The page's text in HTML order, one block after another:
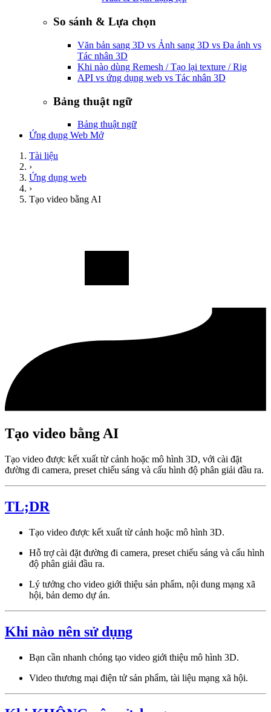
So sánh & Lựa chọn
Văn bản sang 3D vs Ảnh sang 3D vs Đa ảnh vs
Tác nhân 3D
Khi nào dùng Remesh / Tạo lại texture / Rig
API vs ứng dụng web vs Tác nhân 3D
Bảng thuật ngữ
Bảng thuật ngữ
Ứng dụng Web Mở
Tài liệu
›
Ứng dụng web
›
Tạo video bằng AI
Tạo video bằng AI
Tạo video được kết xuất từ cảnh hoặc mô hình 3D, với cài đặt
đường đi camera, preset chiếu sáng và cấu hình độ phân giải đầu ra.
TL;DR
Tạo video được kết xuất từ cảnh hoặc mô hình 3D.
Hỗ trợ cài đặt đường đi camera, preset chiếu sáng và cấu hình
độ phân giải đầu ra.
Lý tưởng cho video giới thiệu sản phẩm, nội dung mạng xã
hội, bản demo dự án.
Khi nào nên sử dụng
Bạn cần nhanh chóng tạo video giới thiệu mô hình 3D.
Video thương mại điện tử sản phẩm, tài liệu mạng xã hội.